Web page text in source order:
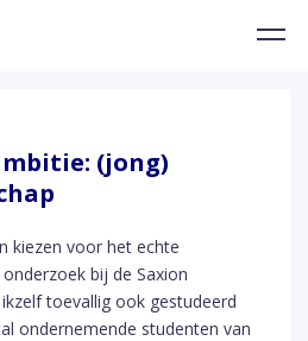
(jong)
kiezen voor het echte
bij de Saxion
toevallig ook gestudeerd
ondernemende studenten van